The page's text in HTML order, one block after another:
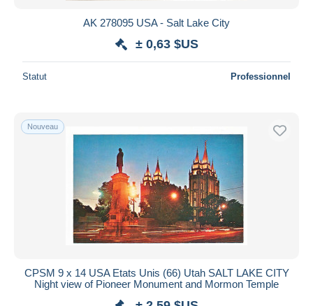
AK 278095 USA - Salt Lake City
± 0,63 $US
Statut Professionnel
Nouveau
CPSM 9 x 14 USA Etats Unis (66) Utah SALT LAKE CITY
Night view of Pioneer Monument and Mormon Temple